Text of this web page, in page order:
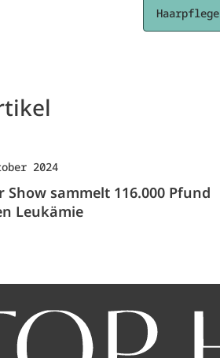
Haarpflege
2024
sammelt 116.000 Pfund
Leukämie